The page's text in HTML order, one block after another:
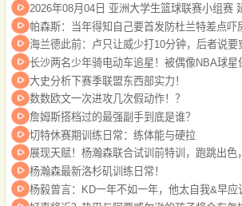
海兰德此前：卢只让威少打10分钟，后者说要
长沙两名少年骑电动车追星！被偶像NBA球星
大史分析下赛季联盟东西部实力！
数数欧文一次进攻几次假动作！？
詹姆斯搭档过的最强副手到底是谁？
切特休赛期训练日常：练体能与硬拉
展现天赋！杨瀚森联合试训前特训，跑跳出色
杨瀚森最新洛杉矶训练日常！
杨毅曾言：KD一年不如一年，他太自我&早应